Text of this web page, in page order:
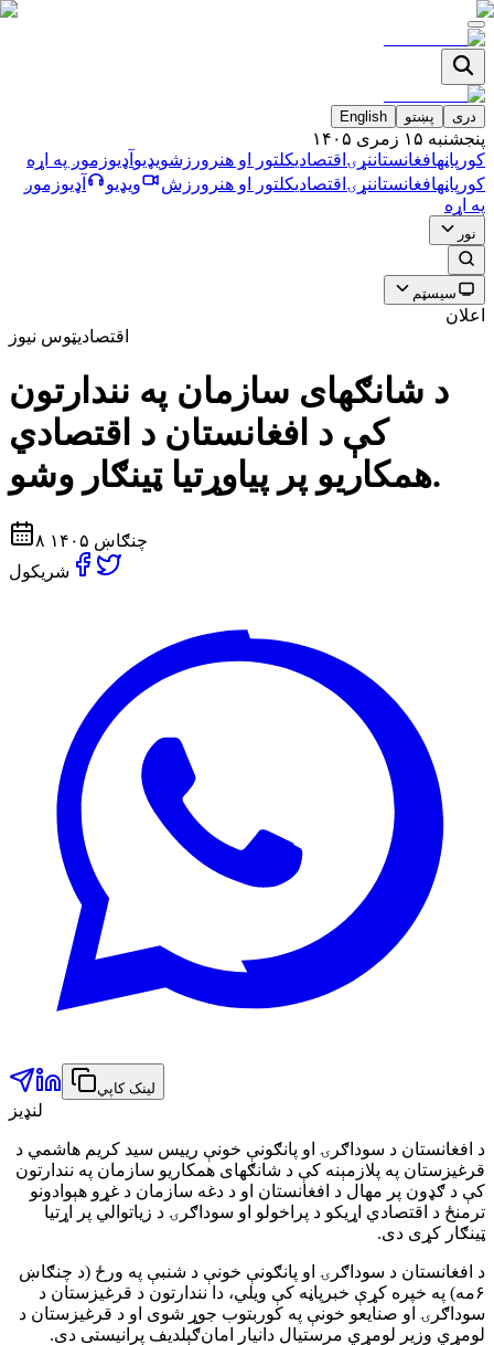
دری پښتو English
پنجشنبه ۱۵ زمری ۱۴۰۵
کورپاڼهافغانستاننړۍ اقتصاديکلتور او هنر ورزشویډیو آډیوزموږ په اړه
کورپاڼهافغانستاننړۍ اقتصاديکلتور او هنر ورزش ویډیو آډیوزموږ
په اړه
نور
سیسټم
اعلان
اقتصاديټوس نیوز
د شانګهاى سازمان په نندارتون
كې د افغانستان د اقتصادي
همكاریو پر پياوړتيا ټينګار وشو.
۸ چنګاښ ۱۴۰۵
شریکول
لینک کاپي
لنډیز
د افغانستان د سوداګرۍ او پانګونې خونې رییس سید کریم هاشمي د
قرغیزستان په پلازمېنه کې د شانګهای همکاریو سازمان په نندارتون
کې د ګډون پر مهال د افغانستان او د دغه سازمان د غړو هېوادونو
ترمنځ د اقتصادي اړیکو د پراخولو او سوداګرۍ د زیاتوالي پر اړتیا
ټینګار کړی دی.
د افغانستان د سوداګرۍ او پانګونې خونې د شنبې په ورځ (د چنګاښ
۶مه) په خپره کړې خبرپاڼه کې ویلي، دا نندارتون د قرغیزستان د
سوداګرۍ او صنایعو خونې په کوربتوب جوړ شوی او د قرغیزستان د
لومړي وزیر لومړي مرستیال دانیار امان‌ګېلدیف پرانیستی دی.